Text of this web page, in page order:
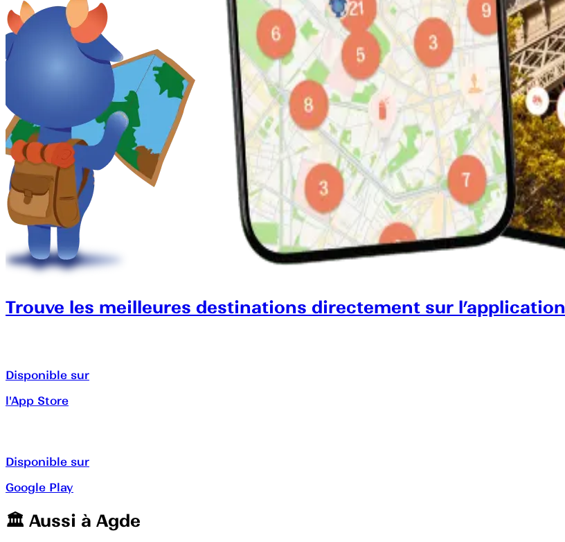
Trouve les meilleures destinations directement sur l’application
Disponible sur
l'App Store
Disponible sur
Google Play
🏛️️ Aussi à Agde